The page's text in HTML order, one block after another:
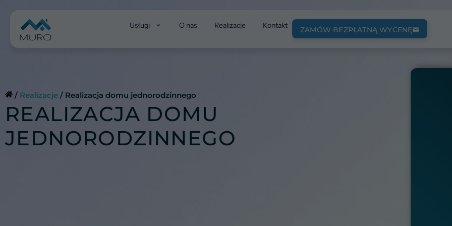
treści
Usługi O nas Realizacje Kontakt
ZAMÓW BEZPŁATNĄ WYCENĘ
/ Realizacje / Realizacja domu jednorodzinnego
REALIZACJA DOMU
JEDNORODZINNEGO